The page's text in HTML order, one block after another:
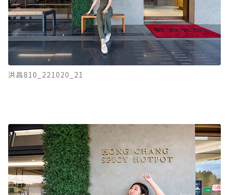
洪昌810_221020_21